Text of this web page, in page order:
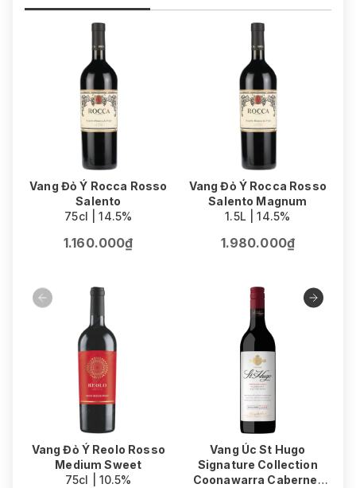
Vang Đỏ Ý Rocca Rosso
Salento
75cl | 14.5%
1.160.000₫
Vang Đỏ Ý Rocca Rosso
Salento Magnum
1.5L | 14.5%
1.980.000₫
Vang Đỏ Ý Reolo Rosso
Medium Sweet
75cl | 10.5%
Vang Úc St Hugo
Signature Collection
Coonawarra Cabernet